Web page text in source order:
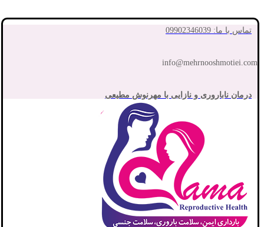
تماس با ما: 09902346039
info@mehrnooshmotiei.com
درمان ناباروری و نازایی با مهرنوش مطیعی